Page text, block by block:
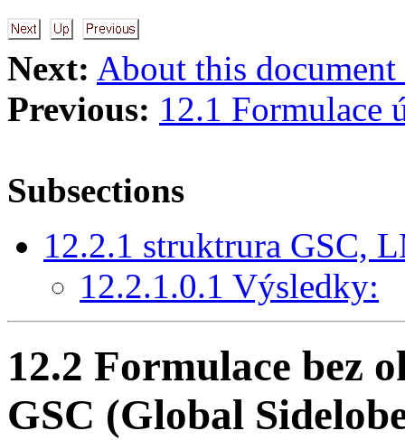
Next: About this document
Previous: 12.1 Formulace
Subsections
12.2.1 struktrura GSC,
12.2.1.0.1 Výsledky:
12.2 Formulace bez
GSC (Global